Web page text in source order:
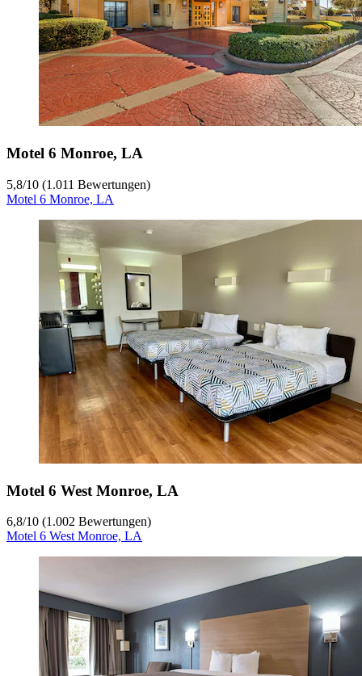
Motel 6 Monroe, LA
5,8/10 (1.011 Bewertungen)
Motel 6 Monroe, LA
Motel 6 West Monroe, LA
6,8/10 (1.002 Bewertungen)
Motel 6 West Monroe, LA